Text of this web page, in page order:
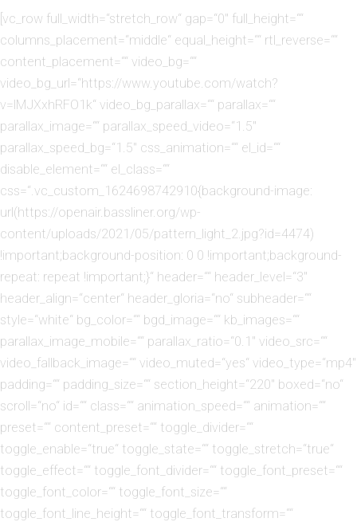
[vc_row full_width=“stretch_row“ gap=“0″ full_height=““
columns_placement=“middle“ equal_height=““ rtl_reverse=““
content_placement=““ video_bg=““
video_bg_url=“https://www.youtube.com/watch?
v=lMJXxhRFO1k“ video_bg_parallax=““ parallax=““
parallax_image=““ parallax_speed_video=“1.5″
parallax_speed_bg=“1.5″ css_animation=““ el_id=““
disable_element=““ el_class=““
css=“.vc_custom_1624698742910{background-image:
url(https://openair.bassliner.org/wp-
content/uploads/2021/05/pattern_light_2.jpg?id=4474)
!important;background-position: 0 0 !important;background-
repeat: repeat !important;}“ header=““ header_level=“3″
header_align=“center“ header_gloria=“no“ subheader=““
style=“white“ bg_color=““ bgd_image=““ kb_images=““
parallax_image_mobile=““ parallax_ratio=“0.1″ video_src=““
video_fallback_image=““ video_muted=“yes“ video_type=“mp4″
padding=““ padding_size=““ section_height=“220″ boxed=“no“
scroll=“no“ id=““ class=““ animation_speed=““ animation=““
preset=““ content_preset=““ toggle_divider=““
toggle_enable=“true“ toggle_state=““ toggle_stretch=“true“
toggle_effect=““ toggle_font_divider=““ toggle_font_preset=““
toggle_font_color=““ toggle_font_size=““
toggle_font_line_height=““ toggle_font_transform=““